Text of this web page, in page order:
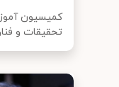
کمیسیون
تحقیقات و